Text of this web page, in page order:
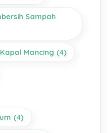
Sampah
Kapal Mancing (4)
(4)